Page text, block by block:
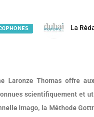
La
Laronze Thomas offre
scientifiquement et
Imago, la Méthode